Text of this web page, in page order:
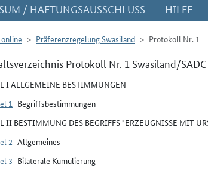
/ HAFTUNGSAUSSCHLUSS HILFE
Präferenzregelung Swasiland Protokoll Nr. 1
Protokoll Nr. 1 Swasiland/
I ALLGEMEINE BESTIMMUNGEN
1 Begriffsbestimmungen
II BESTIMMUNG DES BEGRIFFS "ERZEUGNISSE MIT
2 Allgemeines
3 Bilaterale Kumulierung